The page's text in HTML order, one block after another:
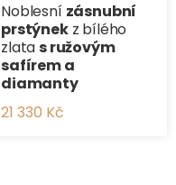
Noblesní zásnubní
prstýnekz bílého
zlatas ružovým
safírem a
diamanty
21 330 Kč